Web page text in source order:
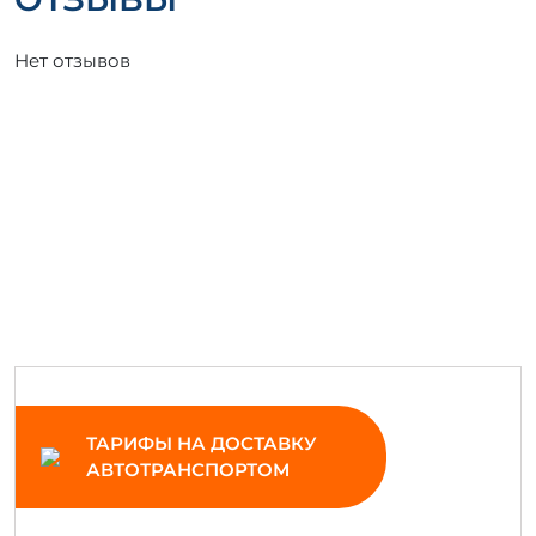
Нет отзывов
ТАРИФЫ НА ДОСТАВКУ
АВТОТРАНСПОРТОМ